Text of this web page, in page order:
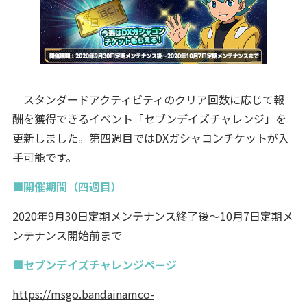
スタンダードアクティビティのクリア回数に応じて報
酬を獲得できるイベント「セブンデイズチャレンジ」を
更新しました。第四週目ではDXガシャコンチケットが入
手可能です。
■開催期間（四週目）
2020年9月30日定期メンテナンス終了後～10月7日定期メ
ンテナンス開始前まで
■セブンデイズチャレンジページ
https://msgo.bandainamco-